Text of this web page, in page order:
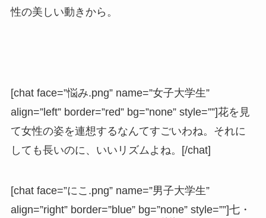
性の美しい動きから。
[chat face=”悩み.png” name=”女子大学生”
align=”left” border=”red” bg=”none” style=””]花を見
て女性の姿を連想するなんてすごいわね。それに
しても長いのに、いいリズムよね。[/chat]
[chat face=”にこ.png” name=”男子大学生”
align=”right” border=”blue” bg=”none” style=””]七・